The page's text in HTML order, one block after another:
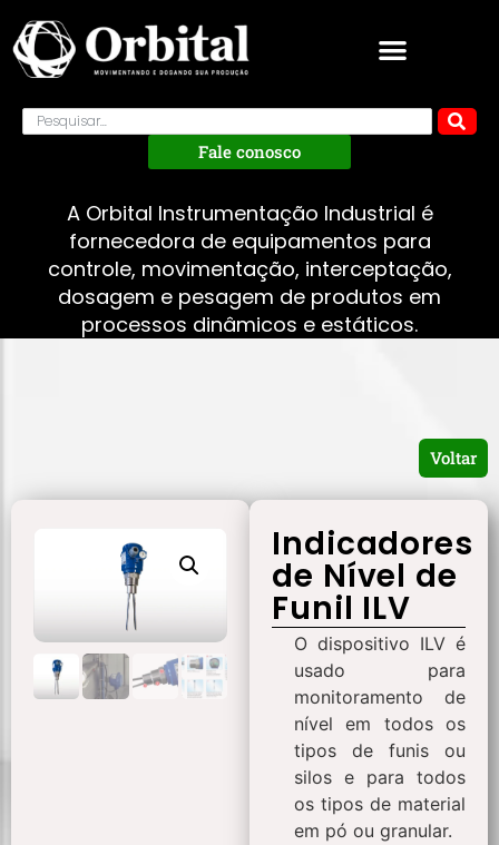
Fale conosco
A Orbital Instrumentação Industrial é
fornecedora de equipamentos para
controle, movimentação, interceptação,
dosagem e pesagem de produtos em
processos dinâmicos e estáticos.
Voltar
Indicadores
de Nível de
Funil ILV
O dispositivo ILV é
usado para
monitoramento de
nível em todos os
tipos de funis ou
silos e para todos
os tipos de material
em pó ou granular.